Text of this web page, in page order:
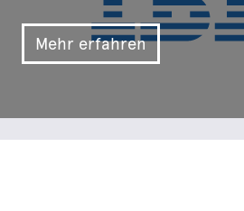
Mehr erfahren